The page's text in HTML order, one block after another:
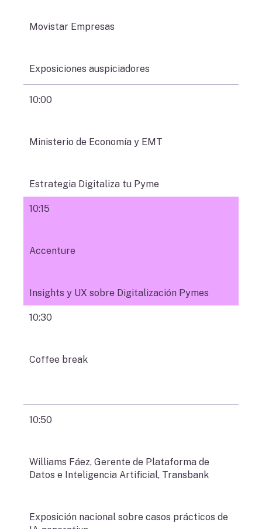
Movistar Empresas
Exposiciones auspiciadores
10:00
Ministerio de Economía y EMT
Estrategia Digitaliza tu Pyme
10:15
Accenture
Insights y UX sobre Digitalización Pymes
10:30
Coffee break
10:50
Williams Fáez, Gerente de Plataforma de
Datos e Inteligencia Artificial, Transbank
Exposición nacional sobre casos prácticos de